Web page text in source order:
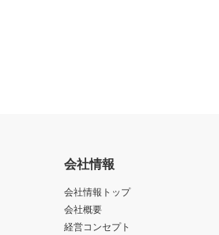
会社情報
会社情報トップ
会社概要
経営コンセプト